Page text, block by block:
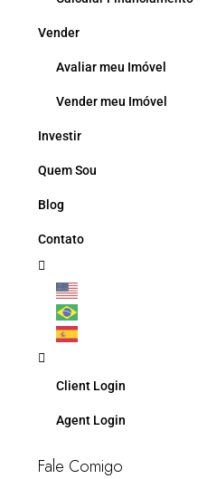
Vender
Avaliar meu Imóvel
Vender meu Imóvel
Investir
Quem Sou
Blog
Contato
Client Login
Agent Login
Fale Comigo